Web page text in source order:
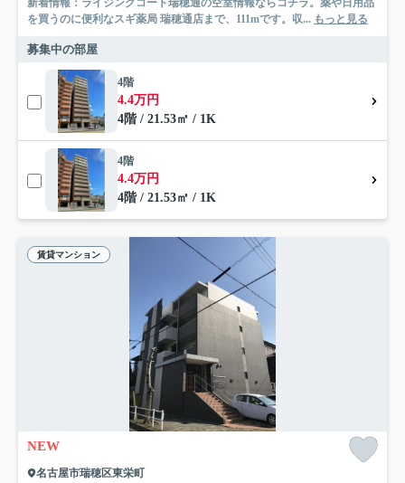
新着情報：ライジングコート瑞穂通の空室情報ならコチラ。薬や日用品
を買うのに便利なスギ薬局 瑞穂通店まで、111mです。収... もっと見る
募集中の部屋
4階
4.4万円
4階 / 21.53㎡ / 1K
4階
4.4万円
4階 / 21.53㎡ / 1K
賃貸マンション
NEW
名古屋市瑞穂区東栄町